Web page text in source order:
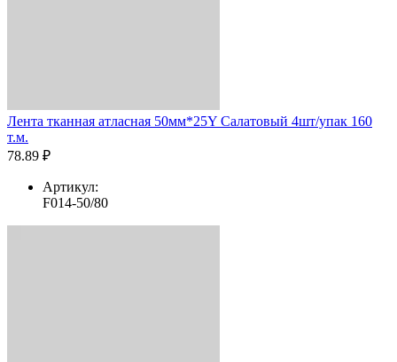
Лента тканная атласная 50мм*25Y Салатовый 4шт/упак 160
т.м.
78.89 ₽
Артикул:
F014-50/80